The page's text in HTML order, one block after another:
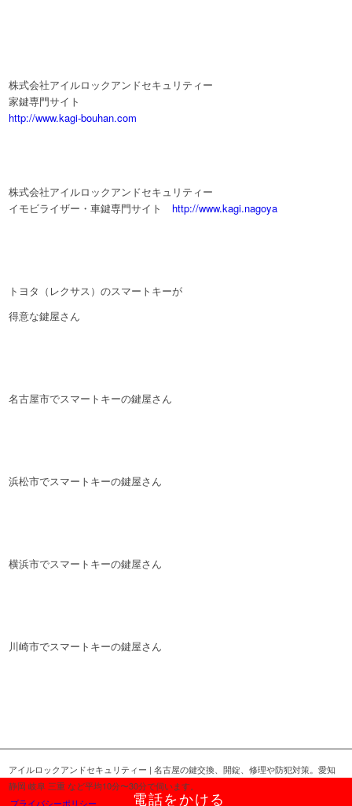
株式会社アイルロックアンドセキュリティー
家鍵専門サイト
http://www.kagi-bouhan.com
株式会社アイルロックアンドセキュリティー
イモビライザー・車鍵専門サイト http://www.kagi.nagoya
トヨタ（レクサス）のスマートキーが
得意な鍵屋さん
名古屋市でスマートキーの鍵屋さん
浜松市でスマートキーの鍵屋さん
横浜市でスマートキーの鍵屋さん
川崎市でスマートキーの鍵屋さん
電話をかける
アイルロックアンドセキュリティー | 名古屋の鍵交換、開錠、修理や防犯対策。愛知
静岡 岐阜 三重 など平均10分〜30分で伺います。
プライバシーポリシー